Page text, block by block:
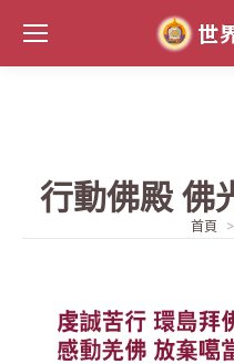
行動佛殿 佛
當前
首頁